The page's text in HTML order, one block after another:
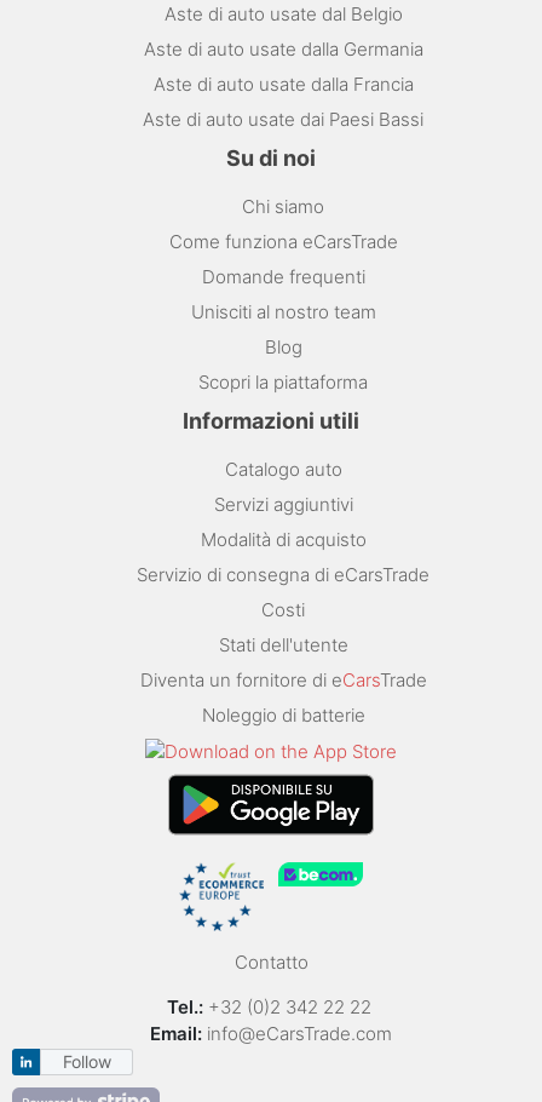
Aste di auto usate dal Belgio
Aste di auto usate dalla Germania
Aste di auto usate dalla Francia
Aste di auto usate dai Paesi Bassi
Su di noi
Chi siamo
Come funziona eCarsTrade
Domande frequenti
Unisciti al nostro team
Blog
Scopri la piattaforma
Informazioni utili
Catalogo auto
Servizi aggiuntivi
Modalità di acquisto
Servizio di consegna di eCarsTrade
Costi
Stati dell'utente
Diventa un fornitore di eCarsTrade
Noleggio di batterie
Contatto
Tel.: +32 (0)2 342 22 22
Email: info@eCarsTrade.com
Follow